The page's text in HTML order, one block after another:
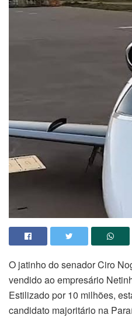
O jatinho do senador Ciro
vendido ao empresário
Estilizado por 10 milhões,
candidato majoritário na